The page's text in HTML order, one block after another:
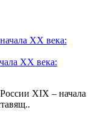
XX века:
XIX – начала